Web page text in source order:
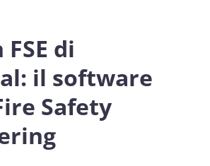
di
il software
Safety